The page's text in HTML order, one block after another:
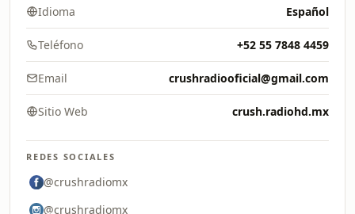
Idioma Español
Teléfono +52 55 7848 4459
Email crushradiooficial@gmail.com
Sitio Web crush.radiohd.mx
REDES SOCIALES
@crushradiomx
@crushradiomx